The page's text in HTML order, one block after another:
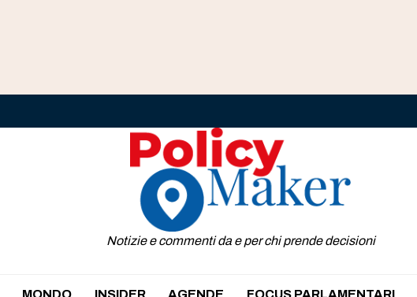
Notizie e commenti da e per chi prende decisioni
MONDO INSIDER AGENDE FOCUS PARLAMENTARI